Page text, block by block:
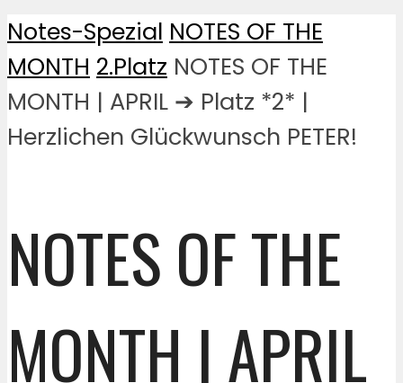
Notes-Spezial NOTES OF THE
MONTH 2.Platz NOTES OF THE
MONTH | APRIL ➔ Platz *2* |
Herzlichen Glückwunsch PETER!
NOTES OF THE
MONTH | APRIL